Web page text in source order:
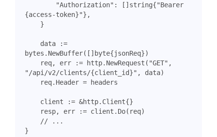
"Authorization" : []string{"Bearer
{access-token}"},
}
data
:=
bytes . NewBuffer([]byte{jsonReq})
req, err := http. NewRequest ( "GET" ,
"/api/v2/clients/{client_id}" , data)
req. Header = headers
client := &http. Client{}
resp, err := client . Do( req)
// ...
}